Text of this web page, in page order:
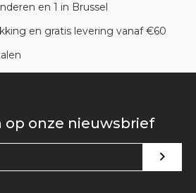
en 1 in Brussel
en gratis levering vanaf €60
op onze nieuwsbrief